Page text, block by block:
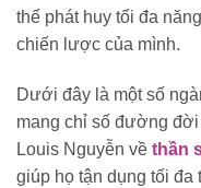
thể phát huy tối đa
chiến lược của mình.
Dưới đây là một số
mang chỉ số đường
Louis Nguyễn về thần
giúp họ tận dụng tối đa